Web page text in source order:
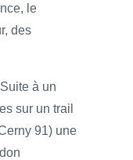
le
des
à un
sur un trail
91) une